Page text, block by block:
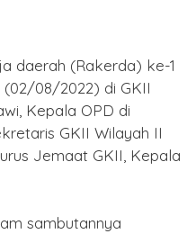
daerah (Rakerda) ke-1
(02/08/2022) di GKII
Kepala OPD di
GKII Wilayah II
Jemaat GKII, Kepala
sambutannya